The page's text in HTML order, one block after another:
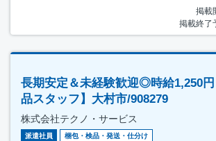
掲載
掲載終了
長期安定＆未経験歓迎◎時給1,250
品スタッフ】大村市/908279
株式会社テクノ・サービス
派遣社員 梱包・検品・発送・仕分け